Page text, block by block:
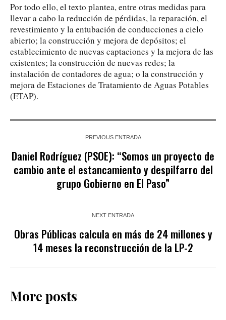
Por todo ello, el texto plantea, entre otras medidas para
llevar a cabo la reducción de pérdidas, la reparación, el
revestimiento y la entubación de conducciones a cielo
abierto; la construcción y mejora de depósitos; el
establecimiento de nuevas captaciones y la mejora de las
existentes; la construcción de nuevas redes; la
instalación de contadores de agua; o la construcción y
mejora de Estaciones de Tratamiento de Aguas Potables
(ETAP).
PREVIOUS ENTRADA
Daniel Rodríguez (PSOE): “Somos un proyecto de
cambio ante el estancamiento y despilfarro del
grupo Gobierno en El Paso”
NEXT ENTRADA
Obras Públicas calcula en más de 24 millones y
14 meses la reconstrucción de la LP-2
More posts